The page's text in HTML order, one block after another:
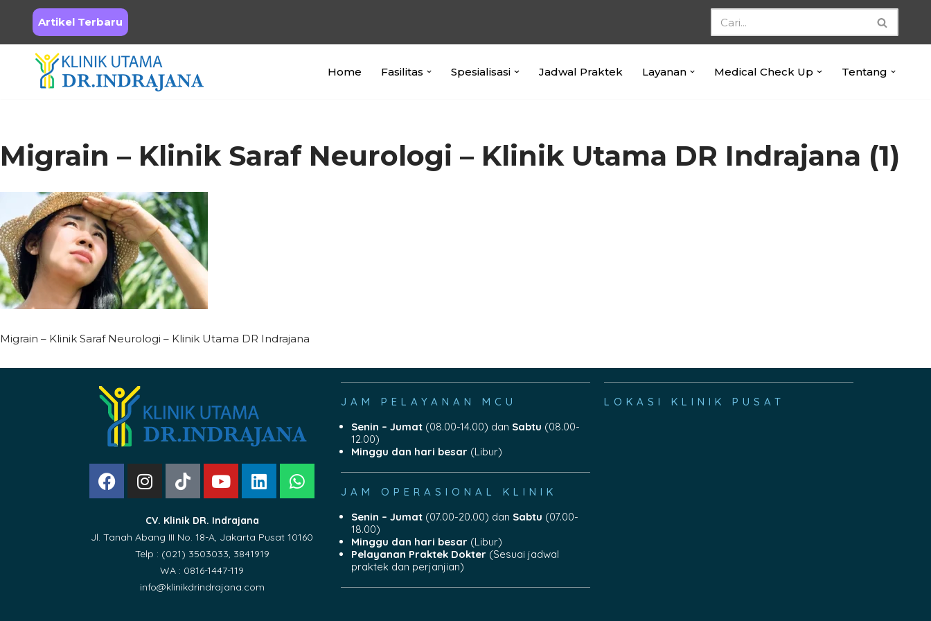
content
Artikel Terbaru
Home Fasilitas Spesialisasi Jadwal Praktek Layanan Medical Check Up Tentang
Migrain – Klinik Saraf Neurologi – Klinik Utama DR Indrajana (1)
Migrain – Klinik Saraf Neurologi – Klinik Utama DR Indrajana
CV. Klinik DR. Indrajana
Jl. Tanah Abang III No. 18-A, Jakarta Pusat 10160
Telp : (021) 3503033, 3841919
WA : 0816-1447-119
info@klinikdrindrajana.com
JAM PELAYANAN MCU
Senin – Jumat(08.00-14.00) dan Sabtu (08.00-
12.00)
Minggu dan hari besar(Libur)
JAM OPERASIONAL KLINIK
Senin – Jumat(07.00-20.00) dan Sabtu (07.00-
18.00)
Minggu dan hari besar(Libur)
Pelayanan Praktek Dokter(Sesuai jadwal
praktek dan perjanjian)
LOKASI KLINIK PUSAT